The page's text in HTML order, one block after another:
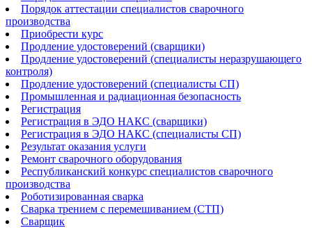
Порядок аттестации специалистов сварочного
производства
Приобрести курс
Продление удостоверений (сварщики)
Продление удостоверений (специалисты неразрушающего
контроля)
Продление удостоверений (специалисты СП)
Промышленная и радиационная безопасность
Регистрация
Регистрация в ЭДО НАКС (сварщики)
Регистрация в ЭДО НАКС (специалисты СП)
Результат оказания услуги
Ремонт сварочного оборудования
Республиканский конкурс специалистов сварочного
производства
Роботизированная сварка​
Сварка трением с перемешиванием (СТП)
Сварщик